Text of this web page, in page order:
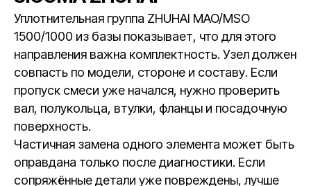
Уплотнительная группа ZHUHAI MAO/MSO
1500/1000 из базы показывает, что для этого
направления важна комплектность. Узел должен
совпасть по модели, стороне и составу. Если
пропуск смеси уже начался, нужно проверить
вал, полукольца, втулки, фланцы и посадочную
поверхность.
Частичная замена одного элемента может быть
оправдана только после диагностики. Если
сопряжённые детали уже повреждены, лучше